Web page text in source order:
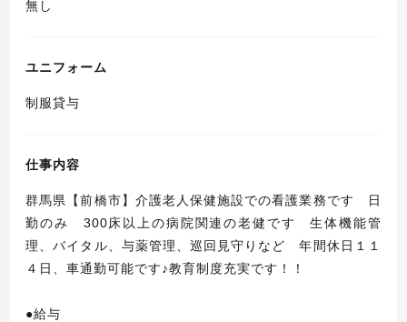
無し
ユニフォーム
制服貸与
仕事内容
群馬県【前橋市】介護老人保健施設での看護業務です 日
勤のみ 300床以上の病院関連の老健です 生体機能管
理、バイタル、与薬管理、巡回見守りなど 年間休日１１
４日、車通勤可能です♪教育制度充実です！！
●給与